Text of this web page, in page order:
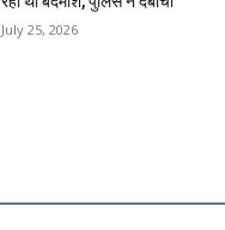
July 25, 2026